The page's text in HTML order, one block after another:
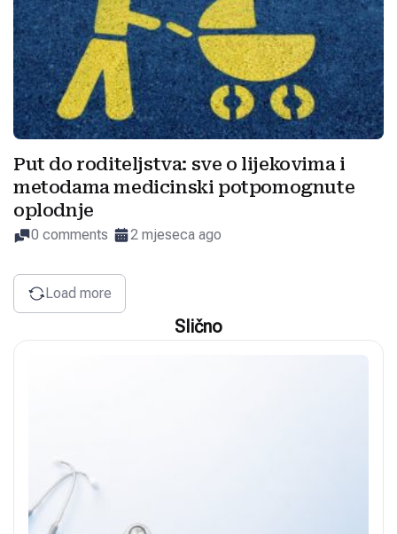
Put do roditeljstva: sve o lijekovima i
metodama medicinski potpomognute
oplodnje
0 comments 2 mjeseca ago
Load more
Slično